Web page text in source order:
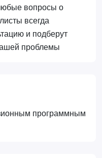
вопросы о
всегда
и подберут
проблемы
программным